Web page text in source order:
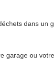
dans
ou